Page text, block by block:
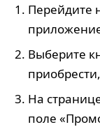
Перейдите
Выберите
На
поле